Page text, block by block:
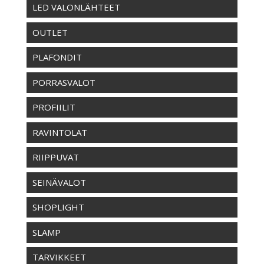
LED VALONLÄHTEET
OUTLET
PLAFONDIT
PORRASVALOT
PROFIILIT
RAVINTOLAT
RIIPPUVAT
SEINÄVALOT
SHOPLIGHT
SLAMP
TARVIKKEET